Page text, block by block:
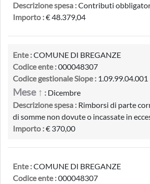
Descrizione spesa :Contributi
Importo :€ 48.379,04
Ente :COMUNE DI BREGANZE
Codice ente :000048307
Codice gestionale Siope : 1.09.99.04.001
Mese ↑ : Dicembre
Descrizione spesa : Rimborsi di parte
di somme non dovute o incassate in
Importo :€ 370,00
Ente :COMUNE DI BREGANZE
Codice ente :000048307